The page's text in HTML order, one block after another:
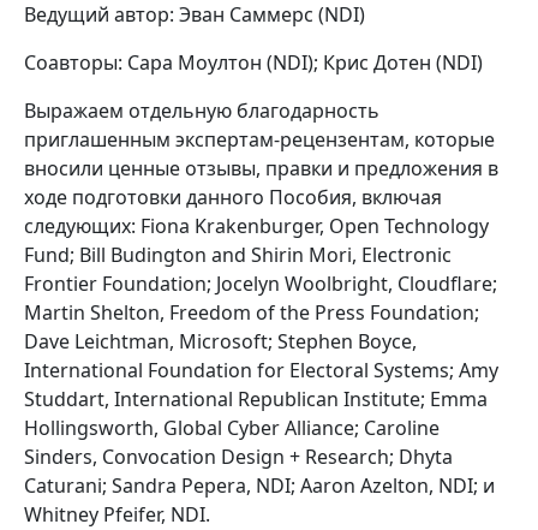
Ведущий автор: Эван Саммерс (NDI)
Соавторы: Сара Моултон (NDI); Крис Дотен (NDI)
Выражаем отдельную благодарность
приглашенным экспертам-рецензентам, которые
вносили ценные отзывы, правки и предложения в
ходе подготовки данного Пособия, включая
следующих: Fiona Krakenburger, Open Technology
Fund; Bill Budington and Shirin Mori, Electronic
Frontier Foundation; Jocelyn Woolbright, Cloudflare;
Martin Shelton, Freedom of the Press Foundation;
Dave Leichtman, Microsoft; Stephen Boyce,
International Foundation for Electoral Systems; Amy
Studdart, International Republican Institute; Emma
Hollingsworth, Global Cyber Alliance; Caroline
Sinders, Convocation Design + Research; Dhyta
Caturani; Sandra Pepera, NDI; Aaron Azelton, NDI; и
Whitney Pfeifer, NDI.